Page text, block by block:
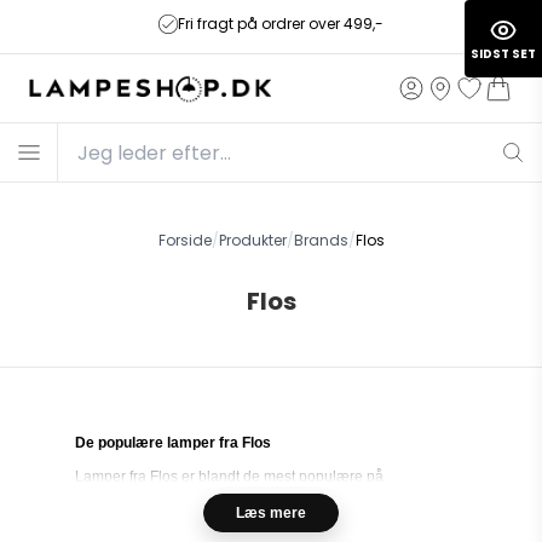
Fri fragt på ordrer over 499,-
Forside/Produkter/Brands/Flos
Flos
De populære lamper fra Flos
Lamper fra Flos er blandt de mest populære på
. Det afspejles i vores store udvalg, der
inkluderer modeller som 2097, Glo-Ball og Tatou. Firmaet
Flos stammer tilbage fra 1960’ernes Italien. Flos udmærker
Læs mere
SIDST SET